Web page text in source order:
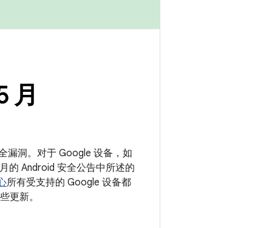
月
漏洞。对于 Google 设备，如
的 Android 安全公告中所述的
所有受支持的 Google 设备都
更新。